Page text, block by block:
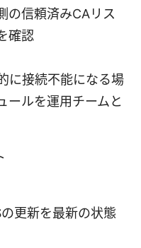
の信頼済みCAリス
確認
に接続不能になる場
ールを運用チームと
更新を最新の状態